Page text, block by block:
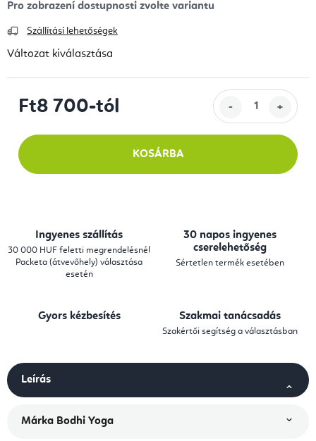
Szállítási lehetőségek
Változat kiválasztása
Ft8 700-tól
KOSÁRBA
Ingyenes szállítás
30 000 HUF feletti megrendelésnél
Packeta (átvevőhely) választása
esetén
30 napos ingyenes
cserelehetőség
Sértetlen termék esetében
Gyors kézbesítés Szakmai tanácsadás
Szakértői segítség a választásban
Leírás
Márka Bodhi Yoga